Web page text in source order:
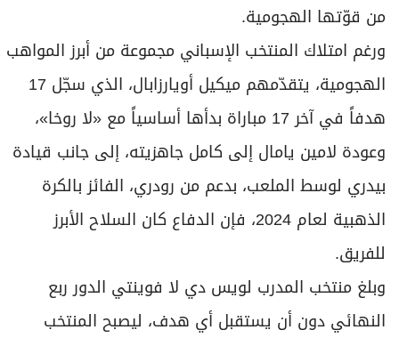
من قوّتها الهجومية.
ورغم امتلاك المنتخب الإسباني مجموعة من أبرز المواهب
الهجومية، يتقدّمهم ميكيل أويارزابال، الذي سجّل 17
هدفاً في آخر 17 مباراة بدأها أساسياً مع «لا روخا»،
وعودة لامين يامال إلى كامل جاهزيته، إلى جانب قيادة
بيدري لوسط الملعب، بدعم من رودري، الفائز بالكرة
الذهبية لعام 2024، فإن الدفاع كان السلاح الأبرز
للفريق.
وبلغ منتخب المدرب لويس دي لا فوينتي الدور ربع
النهائي دون أن يستقبل أي هدف، ليصبح المنتخب